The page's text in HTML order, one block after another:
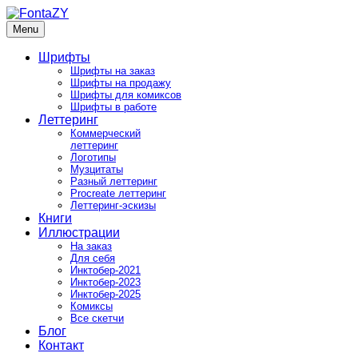
Skip
to
content
FontaZY
Fonts and pictures by Zakhar Yaschin
Menu
Шрифты
Шрифты на заказ
Шрифты на продажу
Шрифты для комиксов
Шрифты в работе
Леттеринг
Коммерческий
леттеринг
Логотипы
Музцитаты
Разный леттеринг
Procreate леттеринг
Леттеринг-эскизы
Книги
Иллюстрации
На заказ
Для себя
Инктобер-2021
Инктобер-2023
Инктобер-2025
Комиксы
Все скетчи
Блог
Контакт